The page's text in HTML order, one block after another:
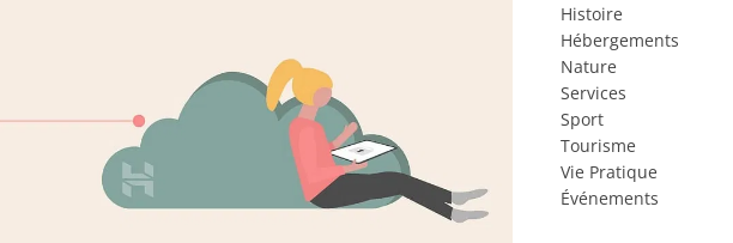
Histoire
Hébergements
Nature
Services
Sport
Tourisme
Vie Pratique
Événements